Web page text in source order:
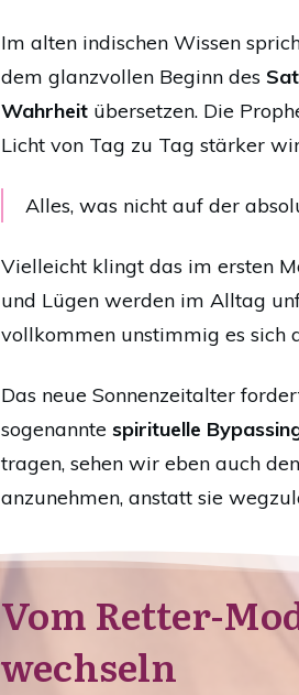
Im alten indischen Wissen
dem glanzvollen Beginn des
Wahrheit übersetzen. Die
Licht von Tag zu Tag stärker
Alles, was nicht auf der
Vielleicht klingt das im ersten
und Lügen werden im Alltag
vollkommen unstimmig es sich
Das neue Sonnenzeitalter
sogenannte spirituelle
tragen, sehen wir eben auch
anzunehmen, anstatt sie
Vom Retter-
wechseln